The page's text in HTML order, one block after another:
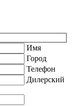
Имя
Город
Телефон
Дилерский